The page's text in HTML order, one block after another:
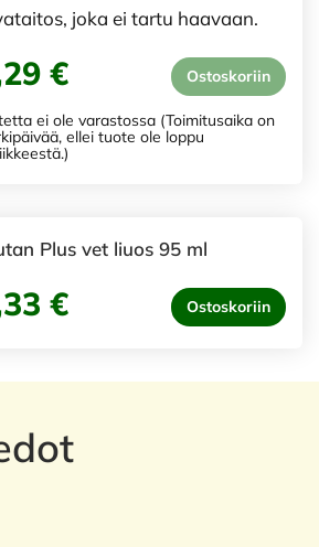
joka ei tartu haavaan.
€ Ostoskoriin
ei ole varastossa (Toimitusaika on
ellei tuote ole loppu
Plus vet liuos 95 ml
€ Ostoskoriin